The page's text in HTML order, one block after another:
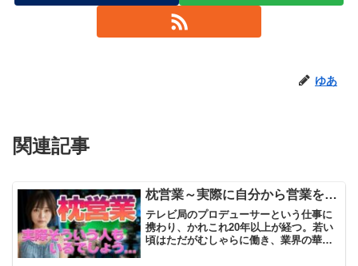
ゆあ
関連記事
枕営業～実際に自分から営業を…
テレビ局のプロデューサーという仕事に
携わり、かれこれ20年以上が経つ。若い
頃はただがむしゃらに働き、業界の華や